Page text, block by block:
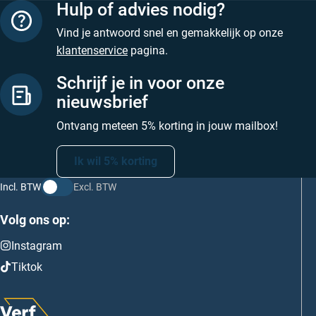
Hulp of advies nodig?
Vind je antwoord snel en gemakkelijk op onze
klantenservice pagina.
Schrijf je in voor onze
nieuwsbrief
Ontvang meteen 5% korting in jouw mailbox!
Ik wil 5% korting
Incl. BTW Excl. BTW
Volg ons op:
Instagram
Tiktok